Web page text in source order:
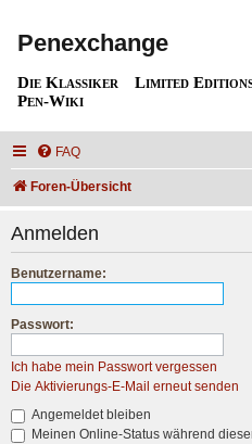
Penexchange
Die Klassiker Limited
Pen-Wiki
FAQ
Foren-Übersicht
Anmelden
Benutzername:
Passwort:
Ich habe mein Passwort vergessen
Die Aktivierungs-E-Mail erneut senden
Angemeldet bleiben
Meinen Online-Status während